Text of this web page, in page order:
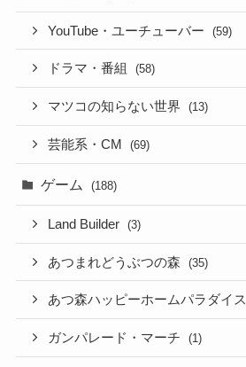
YouTube・ユーチューバー (59)
ドラマ・番組 (58)
マツコの知らない世界 (13)
芸能系・CM (69)
ゲーム (188)
Land Builder (3)
あつまれどうぶつの森 (35)
あつ森ハッピーホームパラダイス
ガンパレード・マーチ (1)